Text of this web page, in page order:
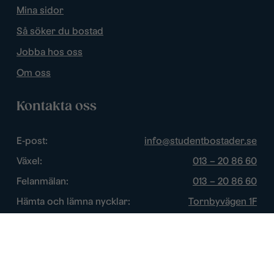
Mina sidor
Så söker du bostad
Jobba hos oss
Om oss
Kontakta oss
E-post:
info@studentbostader.se
Växel:
013 – 20 86 60
Felanmälan:
013 – 20 86 60
Hämta och lämna nycklar:
Tornbyvägen 1F